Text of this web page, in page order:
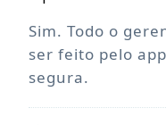
Sim. Todo o
ser feito pelo
segura.